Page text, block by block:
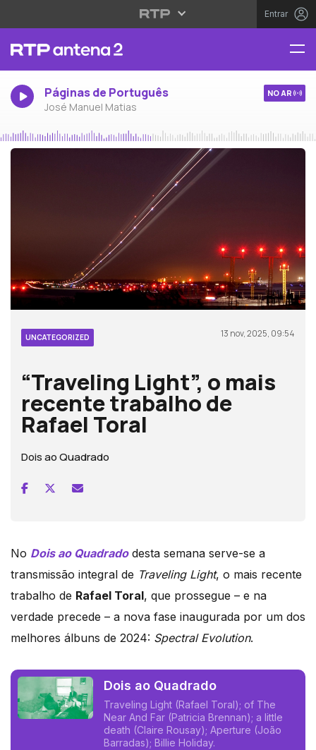
Entrar
Páginas de Português
José Manuel Matias
NO AR
UNCATEGORIZED 13 nov, 2025, 09:54
“Traveling Light”, o mais
recente trabalho de
Rafael Toral
Dois ao Quadrado
No Dois ao Quadradodesta semana serve-se a
transmissão integral de Traveling Light, o mais recente
trabalho de Rafael Toral, que prossegue – e na
verdade precede – a nova fase inaugurada por um dos
melhores álbuns de 2024: Spectral Evolution.
Dois ao Quadrado
Traveling Light (Rafael Toral); of The
Near And Far (Patricia Brennan); a little
death (Claire Rousay); Aperture (João
Barradas); Billie Holiday.